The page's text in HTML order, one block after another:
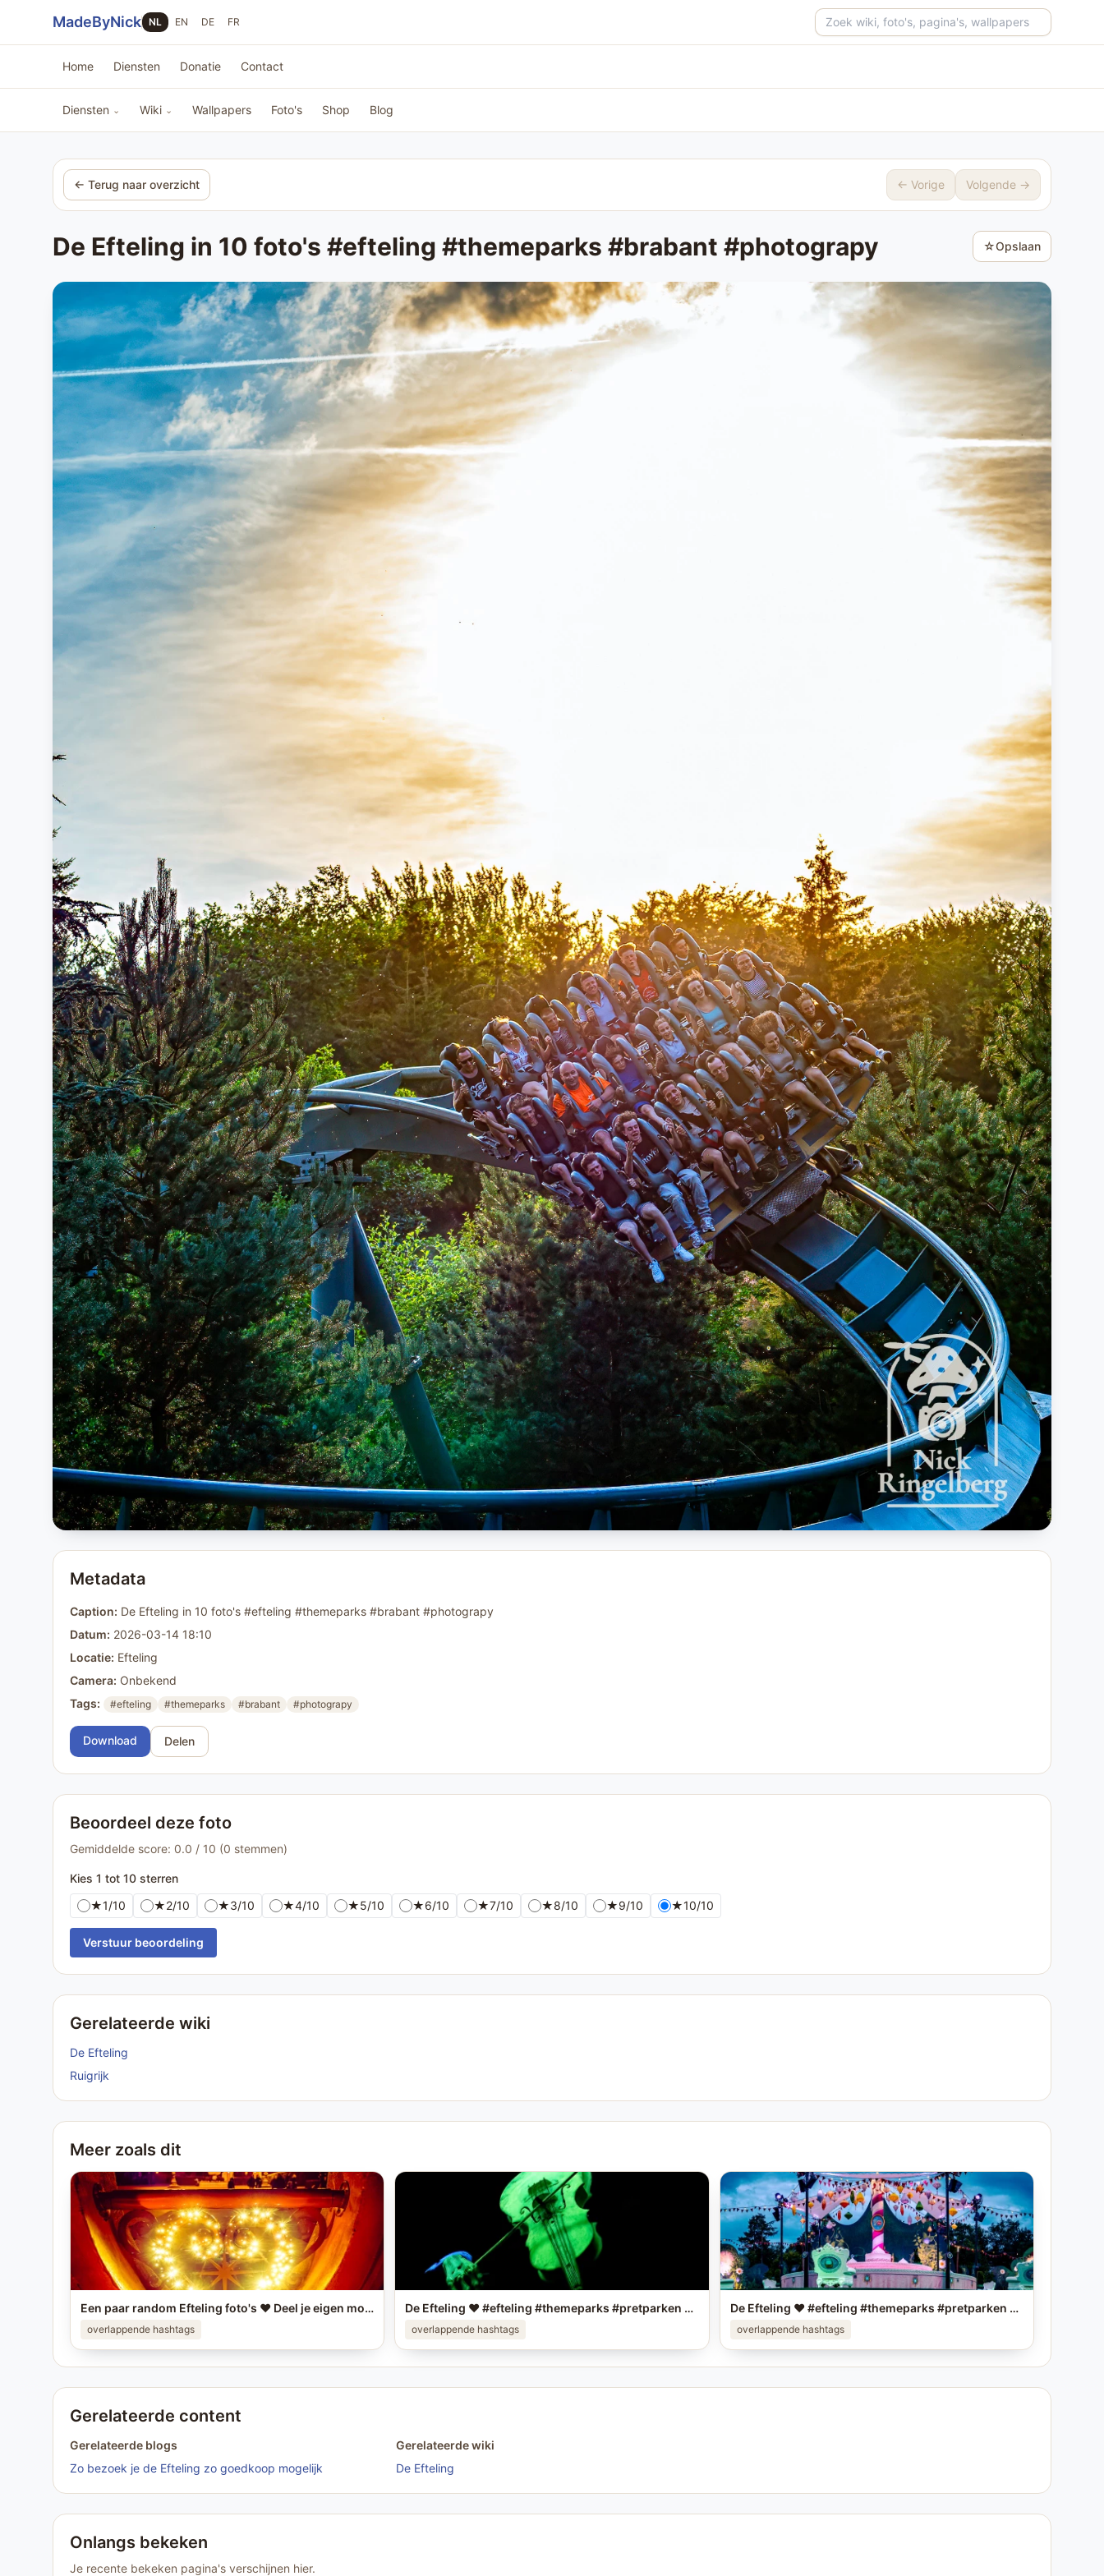
MadeByNick NL EN DE FR Zoeken op de site
Home Diensten Donatie Contact
Diensten ⌄ Wiki ⌄ Wallpapers Foto's Shop Blog
← Terug naar overzicht ← Vorige Volgende →
De Efteling in 10 foto's #efteling #themeparks #brabant #photograpy ☆Opslaan
Metadata
Caption: De Efteling in 10 foto's #efteling #themeparks #brabant #photograpy
Datum: 2026-03-14 18:10
Locatie: Efteling
Camera: Onbekend
Tags:
#efteling #themeparks #brabant #photograpy
Download Delen
Beoordeel deze foto
Gemiddelde score: 0.0 / 10 (0 stemmen)
Kies 1 tot 10 sterren
★1/10 ★2/10 ★3/10 ★4/10 ★5/10 ★6/10 ★7/10 ★8/10 ★9/10 ★10/10
Verstuur beoordeling
Gerelateerde wiki
De Efteling
Ruigrijk
Meer zoals dit
Een paar random Efteling foto's ❤️ Deel je eigen mooiste Efteling foto in je story op #instagram en tag me! #efteling #themeparks #happyplace #brabant #enjoy #pretpark
overlappende hashtags
De Efteling ❤️ #efteling #themeparks #pretparken #brabant
overlappende hashtags
De Efteling ❤️ #efteling #themeparks #pretparken #brabant
overlappende hashtags
Gerelateerde content
Gerelateerde blogs
Zo bezoek je de Efteling zo goedkoop mogelijk
Gerelateerde wiki
De Efteling
Onlangs bekeken
Je recente bekeken pagina's verschijnen hier.